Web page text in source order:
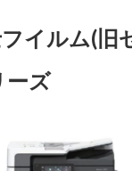
フイルム(旧
ーズ